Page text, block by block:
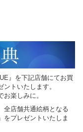
』を下記店舗にてお買
トいたします。
楽しみに。
全店舗共通絵柄となる
をプレゼントいたしま